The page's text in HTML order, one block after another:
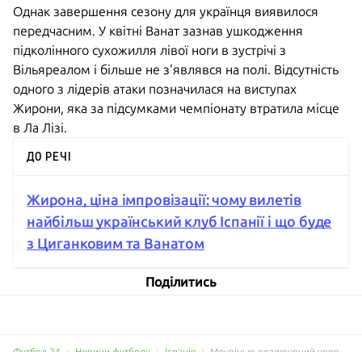
Однак завершення сезону для українця виявилося
передчасним. У квітні Ванат зазнав ушкодження
підколінного сухожилля лівої ноги в зустрічі з
Вільяреалом і більше не з'являвся на полі. Відсутність
одного з лідерів атаки позначилася на виступах
Жирони, яка за підсумками чемпіонату втратила місце
в Ла Лізі.
ДО РЕЧІ
Жирона, ціна імпровізації: чому вилетів
найбільш український клуб Іспанії і що буде
з Циганковим та Ванатом
Поділитись